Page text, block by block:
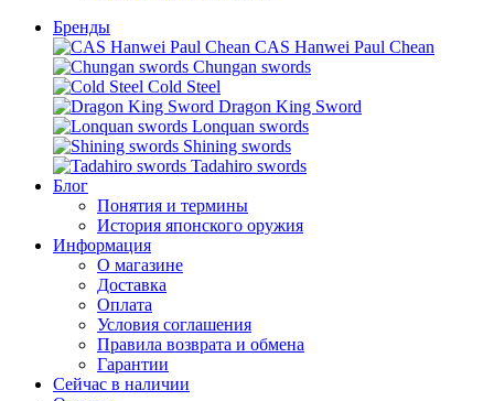
Бренды
CAS Hanwei Paul Chean
Chungan swords
Cold Steel
Dragon King Sword
Lonquan swords
Shining swords
Tadahiro swords
Блог
Понятия и термины
История японского оружия
Информация
О магазине
Доставка
Оплата
Условия соглашения
Правила возврата и обмена
Гарантии
Сейчас в наличии